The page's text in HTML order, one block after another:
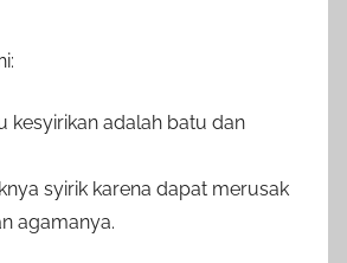
kesyirikan adalah batu dan
syirik karena dapat merusak
agamanya.